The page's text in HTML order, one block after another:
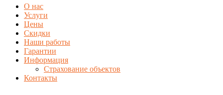
О нас
Услуги
Цены
Скидки
Наши работы
Гарантии
Информация
Страхование объектов
Контакты